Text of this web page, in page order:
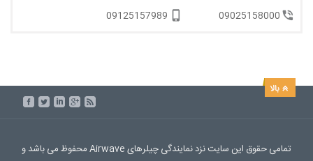
09025158000
09125157989
تمامی حقوق این سایت نزد نمایندگی چیلرهای Airwave محفوظ می باشد و